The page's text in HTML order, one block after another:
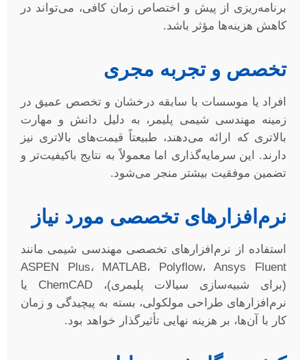
برنامه‌ریزی از پیش و اختصاص زمان کافی، می‌تواند در
کاهش هزینه‌ها مؤثر باشد.
تخصص و تجربه مجری
افراد یا موسسات با سابقه درخشان و تخصص عمیق در
زمینه مهندسی شیمی پلیمر، به دلیل دانش و مهارت
بالاتری که ارائه می‌دهند، طبیعتاً قیمت‌های بالاتری نیز
دارند. این سرمایه‌گذاری اما معمولاً به نتایج باکیفیت‌تر و
تضمین موفقیت بیشتر منجر می‌شود.
نرم‌افزارهای تخصصی مورد نیاز
استفاده از نرم‌افزارهای تخصصی مهندسی شیمی مانند
ASPEN Plus، MATLAB، Polyflow، Ansys Fluent
(برای شبیه‌سازی سیالات پلیمری)، ChemCAD یا
نرم‌افزارهای طراحی مولکولی، بسته به پیچیدگی و زمان
کار با آن‌ها، بر هزینه نهایی تأثیرگذار خواهد بود.